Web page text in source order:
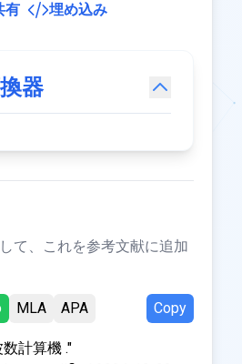
有
埋め込み
器
て、これを参考文献に追加
MLA APA Copy
計算機 ."